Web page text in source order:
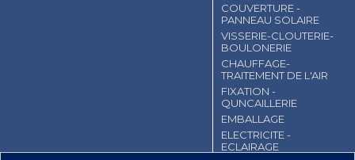
COUVERTURE -
PANNEAU SOLAIRE
VISSERIE-CLOUTERIE-
BOULONERIE
CHAUFFAGE-
TRAITEMENT DE L'AIR
FIXATION -
QUNCAILLERIE
EMBALLAGE
ELECTRICITE -
ECLAIRAGE